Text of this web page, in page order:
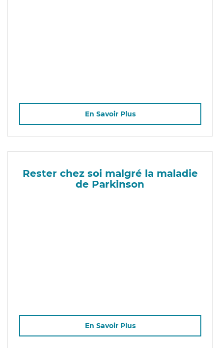
En Savoir Plus
Rester chez soi malgré la maladie
de Parkinson
En Savoir Plus